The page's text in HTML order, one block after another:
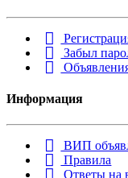
Забыл
Информация
ВИП
Правила
Ответы на